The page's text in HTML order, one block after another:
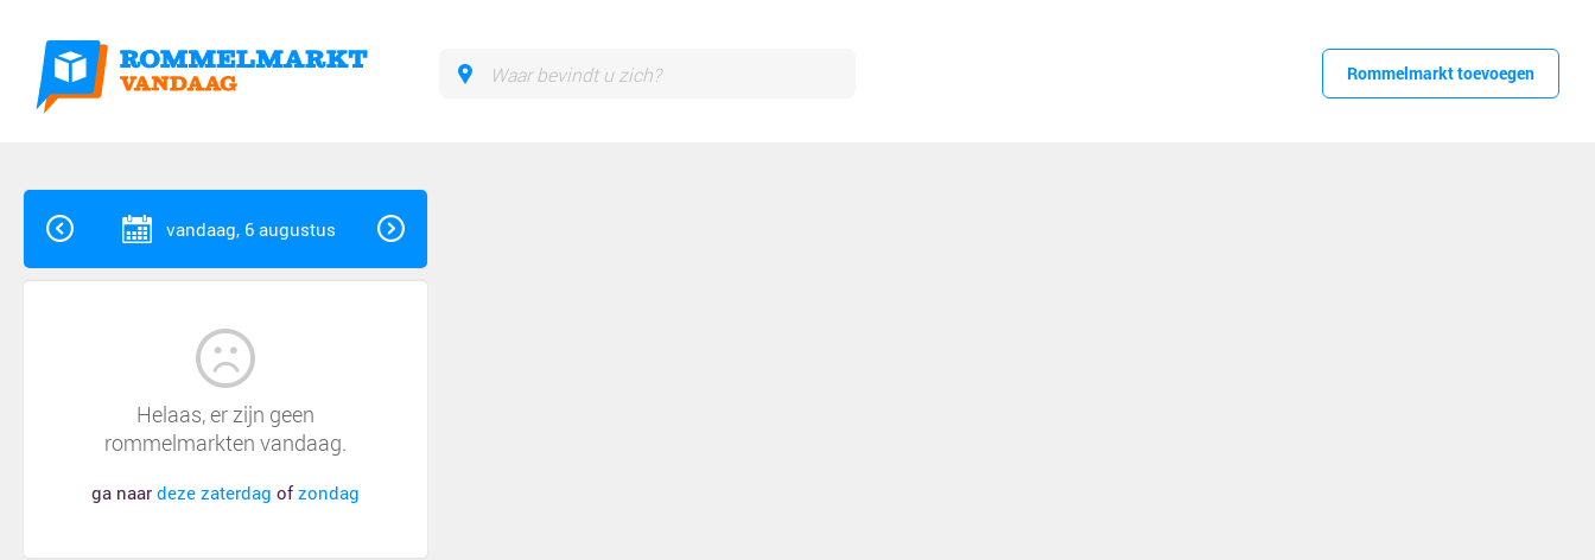
Rommelmarkt toevoegen
vandaag, 6 augustus
Helaas, er zijn geen
rommelmarkten vandaag.
ga naar deze zaterdag ofzondag